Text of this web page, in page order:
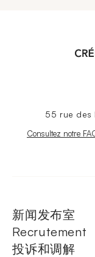
55 rue des
Nouvelle fenêtre
Consultez notre
新闻发布室
Recrutement
投诉和调解